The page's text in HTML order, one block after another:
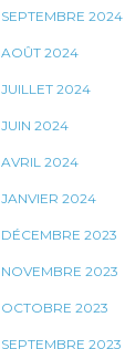
SEPTEMBRE 2024
AOÛT 2024
JUILLET 2024
JUIN 2024
AVRIL 2024
JANVIER 2024
DÉCEMBRE 2023
NOVEMBRE 2023
OCTOBRE 2023
SEPTEMBRE 2023